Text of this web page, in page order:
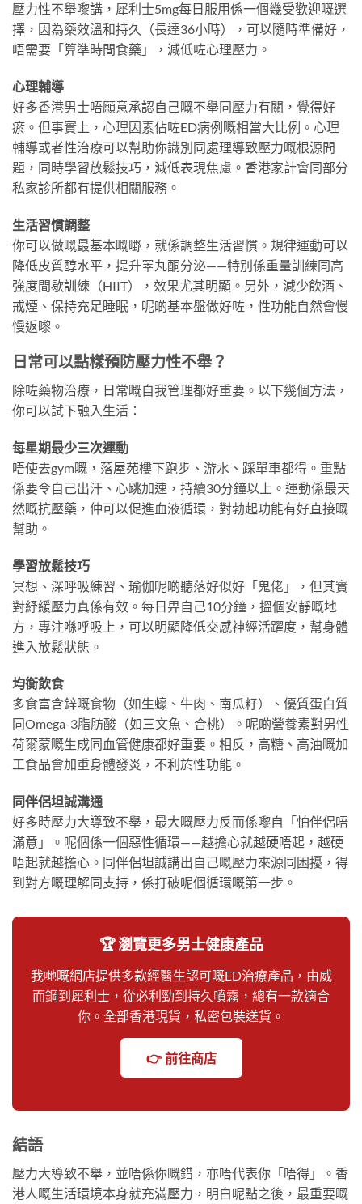
壓力性不舉嚟講，犀利士5mg每日服用係一個幾受歡迎嘅選
擇，因為藥效溫和持久（長達36小時），可以隨時準備好，
唔需要「算準時間食藥」，減低咗心理壓力。
心理輔導
好多香港男士唔願意承認自己嘅不舉同壓力有關，覺得好
瘀。但事實上，心理因素佔咗ED病例嘅相當大比例。心理
輔導或者性治療可以幫助你識別同處理導致壓力嘅根源問
題，同時學習放鬆技巧，減低表現焦慮。香港家計會同部分
私家診所都有提供相關服務。
生活習慣調整
你可以做嘅最基本嘅嘢，就係調整生活習慣。規律運動可以
降低皮質醇水平，提升睪丸酮分泌——特別係重量訓練同高
強度間歇訓練（HIIT），效果尤其明顯。另外，減少飲酒、
戒煙、保持充足睡眠，呢啲基本盤做好咗，性功能自然會慢
慢返嚟。
日常可以點樣預防壓力性不舉？
除咗藥物治療，日常嘅自我管理都好重要。以下幾個方法，
你可以試下融入生活：
每星期最少三次運動
唔使去gym嘅，落屋苑樓下跑步、游水、踩單車都得。重點
係要令自己出汗、心跳加速，持續30分鐘以上。運動係最天
然嘅抗壓藥，仲可以促進血液循環，對勃起功能有好直接嘅
幫助。
學習放鬆技巧
冥想、深呼吸練習、瑜伽呢啲聽落好似好「鬼佬」，但其實
對紓緩壓力真係有效。每日畀自己10分鐘，搵個安靜嘅地
方，專注喺呼吸上，可以明顯降低交感神經活躍度，幫身體
進入放鬆狀態。
均衡飲食
多食富含鋅嘅食物（如生蠔、牛肉、南瓜籽）、優質蛋白質
同Omega-3脂肪酸（如三文魚、合桃）。呢啲營養素對男性
荷爾蒙嘅生成同血管健康都好重要。相反，高糖、高油嘅加
工食品會加重身體發炎，不利於性功能。
同伴侶坦誠溝通
好多時壓力大導致不舉，最大嘅壓力反而係嚟自「怕伴侶唔
滿意」。呢個係一個惡性循環——越擔心就越硬唔起，越硬
唔起就越擔心。同伴侶坦誠講出自己嘅壓力來源同困擾，得
到對方嘅理解同支持，係打破呢個循環嘅第一步。
🏆 瀏覽更多男士健康產品
我哋嘅網店提供多款經醫生認可嘅ED治療產品，由威
而鋼到犀利士，從必利勁到持久噴霧，總有一款適合
你。全部香港現貨，私密包裝送貨。
👉 前往商店
結語
壓力大導致不舉，並唔係你嘅錯，亦唔代表你「唔得」。香
港人嘅生活環境本身就充滿壓力，明白呢點之後，最重要嘅